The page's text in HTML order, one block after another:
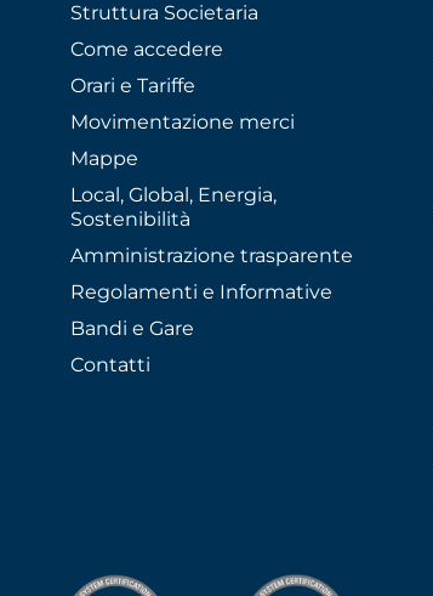
Struttura Societaria
Come accedere
Orari e Tariffe
Movimentazione merci
Mappe
Local, Global, Energia,
Sostenibilità
Amministrazione trasparente
Regolamenti e Informative
Bandi e Gare
Contatti